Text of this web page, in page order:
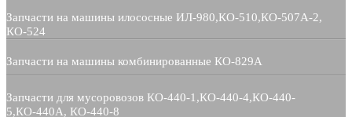
Запчасти на машины илососные ИЛ-980,КО-510,КО-507А-2,
КО-524
Запчасти на машины комбинированные КО-829А
Запчасти для мусоровозов КО-440-1,КО-440-4,КО-440-
5,КО-440А, КО-440-8